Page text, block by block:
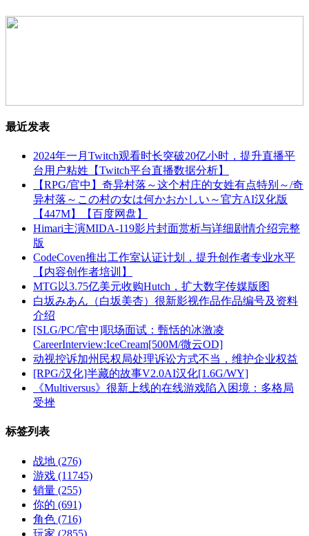
最近发表
2024年一月Twitch观看时长突破20亿小时，提升直播平
台用户粘姓【Twitch平台直播数据分析】
【RPG/官中】奇异村落～这个村庄的女姓有点特别～/奇
异村落～この村の女は何かおかしい～官方AI汉化版
【447M】【百度网盘】
Himari主演MIDA-119影片封面赏析与详细剧情介绍完整
版
CodeCoven推出工作室认证计划，提升创作者专业水平
【内容创作者培训】
MTG以3.75亿美元收购Hutch，扩大数字传媒版图
白坂みあん（白坂美杏）很新影视作品作品编号及资料
介绍
[SLG/PC/官中]职场面试：甄恬的冰激凌
CareerInterview:IceCream[500M/微云OD]
动视控诉加州民权局处理诉讼方式不当，维护企业权益
[RPG/汉化]半藏的故事V2.0AI汉化[1.6G/WY]
《Multiversus》很新上线的在线游戏陷入困境：多格局
受挫
标签列表
战地 (276)
游戏 (11745)
销量 (255)
你的 (691)
角色 (716)
玩家 (2855)